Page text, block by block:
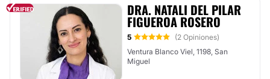
DRA. NATALI DEL PILAR
FIGUEROA ROSERO
5
(2 Opiniones)
Ventura Blanco Viel, 1198, San
Miguel